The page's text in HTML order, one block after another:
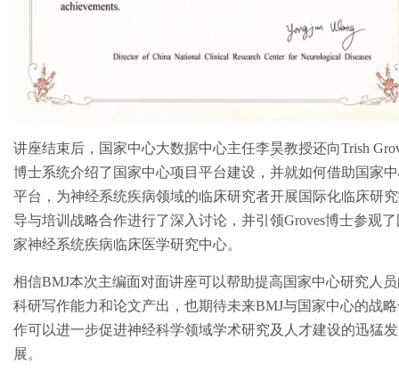
讲座结束后，国家中心大数据中心主任李昊教授还向Trish
博士系统介绍了国家中心项目平台建设，并就如何借助国家
平台，为神经系统疾病领域的临床研究者开展国际化临床研
导与培训战略合作进行了深入讨论，并引领Groves博士参观
家神经系统疾病临床医学研究中心。
相信BMJ本次主编面对面讲座可以帮助提高国家中心研究人
科研写作能力和论文产出，也期待未来BMJ与国家中心的战
作可以进一步促进神经科学领域学术研究及人才建设的迅猛发
展。